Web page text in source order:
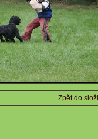
Zpět do